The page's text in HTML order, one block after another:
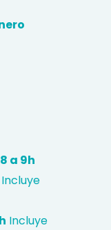
8 a 9h
Incluye
Incluye